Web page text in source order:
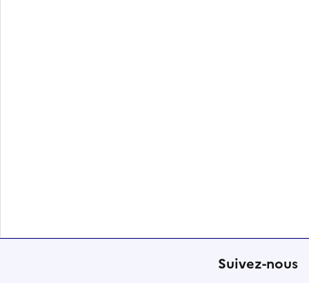
Suivez-nous